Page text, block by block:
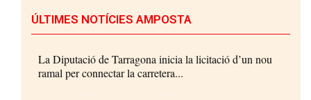
ÚLTIMES NOTÍCIES AMPOSTA
La Diputació de Tarragona inicia la licitació d’un nou
ramal per connectar la carretera...